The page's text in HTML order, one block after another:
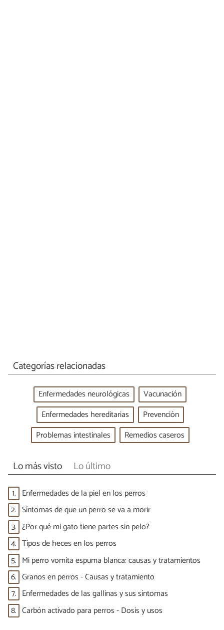
Categorías relacionadas
Enfermedades neurológicas
Vacunación
Enfermedades hereditarias
Prevención
Problemas intestinales
Remedios caseros
Lo más visto Lo último
1. Enfermedades de la piel en los perros
2. Síntomas de que un perro se va a morir
3. ¿Por qué mi gato tiene partes sin pelo?
4. Tipos de heces en los perros
5. Mi perro vomita espuma blanca: causas y tratamientos
6. Granos en perros - Causas y tratamiento
7. Enfermedades de las gallinas y sus síntomas
8. Carbón activado para perros - Dosis y usos